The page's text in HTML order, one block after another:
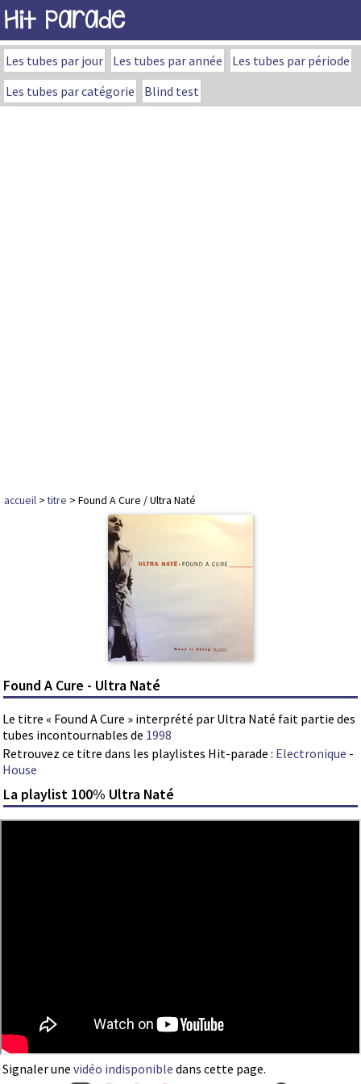
Hit Parade
Les tubes par jour Les tubes par année
Les tubes par période
Les tubes par catégorie
Blind test
accueil >titre > Found A Cure / Ultra Naté
Found A Cure - Ultra Naté
Le titre « Found A Cure » interprété par Ultra Naté fait partie des
tubes incontournables de 1998
Retrouvez ce titre dans les playlistes Hit-parade : Electronique -
House
La playlist 100% Ultra Naté
Signaler une vidéo indisponible dans cette page.